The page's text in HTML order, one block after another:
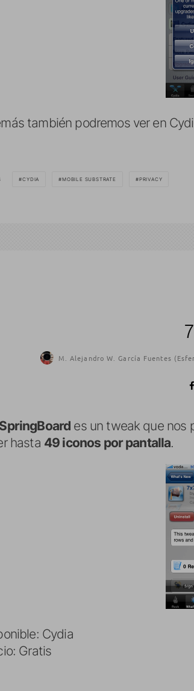
también podremos ver en
CYDIA MOBILE SUBSTRATE PRIVACY
M. Alejandro W. García Fuentes
es un tweak que nos
hasta 49 iconos por pantalla.
Cydia
Gratis